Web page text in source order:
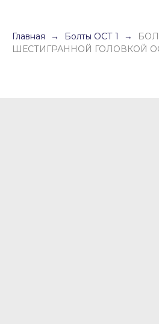
Главная Болты ОСТ 1
ШЕСТИГРАННОЙ ГОЛОВКОЙ ОСТ